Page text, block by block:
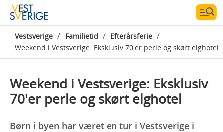
Vestsverige / Familietid / Efterårsferie /
Weekend i Vestsverige: Eksklusiv 70'er perle og skørt elghotel
Weekend i Vestsverige: Eksklusiv
70'er perle og skørt elghotel
Børn i byen har været en tur i Vestsverige i